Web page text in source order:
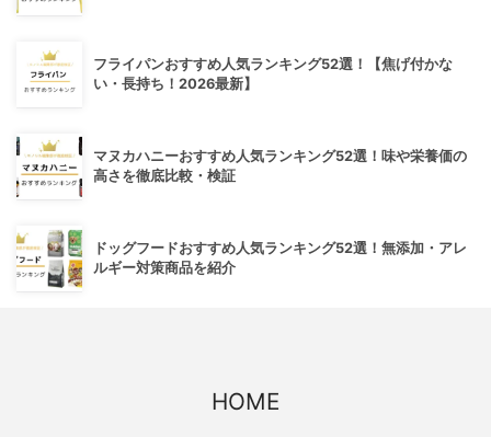
フライパンおすすめ人気ランキング52選！【焦げ付かな
い・長持ち！2026最新】
マヌカハニーおすすめ人気ランキング52選！味や栄養価の
高さを徹底比較・検証
ドッグフードおすすめ人気ランキング52選！無添加・アレ
ルギー対策商品を紹介
HOME